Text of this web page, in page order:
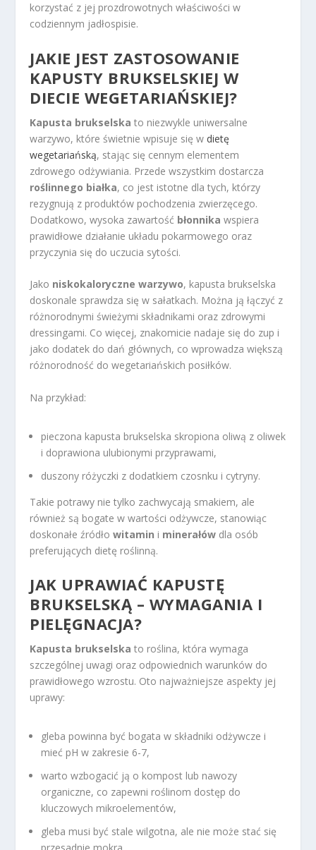
korzystać z jej prozdrowotnych właściwości w
codziennym jadłospisie.
JAKIE JEST ZASTOSOWANIE
KAPUSTY BRUKSELSKIEJ W
DIECIE WEGETARIAŃSKIEJ?
Kapusta brukselska to niezwykle uniwersalne
warzywo, które świetnie wpisuje się w dietę
wegetariańską, stając się cennym elementem
zdrowego odżywiania. Przede wszystkim dostarcza
roślinnego białka, co jest istotne dla tych, którzy
rezygnują z produktów pochodzenia zwierzęcego.
Dodatkowo, wysoka zawartość błonnika wspiera
prawidłowe działanie układu pokarmowego oraz
przyczynia się do uczucia sytości.
Jako niskokaloryczne warzywo, kapusta brukselska
doskonale sprawdza się w sałatkach. Można ją łączyć z
różnorodnymi świeżymi składnikami oraz zdrowymi
dressingami. Co więcej, znakomicie nadaje się do zup i
jako dodatek do dań głównych, co wprowadza większą
różnorodność do wegetariańskich posiłków.
Na przykład:
pieczona kapusta brukselska skropiona oliwą z oliwek
i doprawiona ulubionymi przyprawami,
duszony różyczki z dodatkiem czosnku i cytryny.
Takie potrawy nie tylko zachwycają smakiem, ale
również są bogate w wartości odżywcze, stanowiąc
doskonałe źródłowitamin i minerałów dla osób
preferujących dietę roślinną.
JAK UPRAWIAĆ KAPUSTĘ
BRUKSELSKĄ – WYMAGANIA I
PIELĘGNACJA?
Kapusta brukselska to roślina, która wymaga
szczególnej uwagi oraz odpowiednich warunków do
prawidłowego wzrostu. Oto najważniejsze aspekty jej
uprawy:
gleba powinna być bogata w składniki odżywcze i
mieć pH w zakresie 6-7,
warto wzbogacić ją o kompost lub nawozy
organiczne, co zapewni roślinom dostęp do
kluczowych mikroelementów,
gleba musi być stale wilgotna, ale nie może stać się